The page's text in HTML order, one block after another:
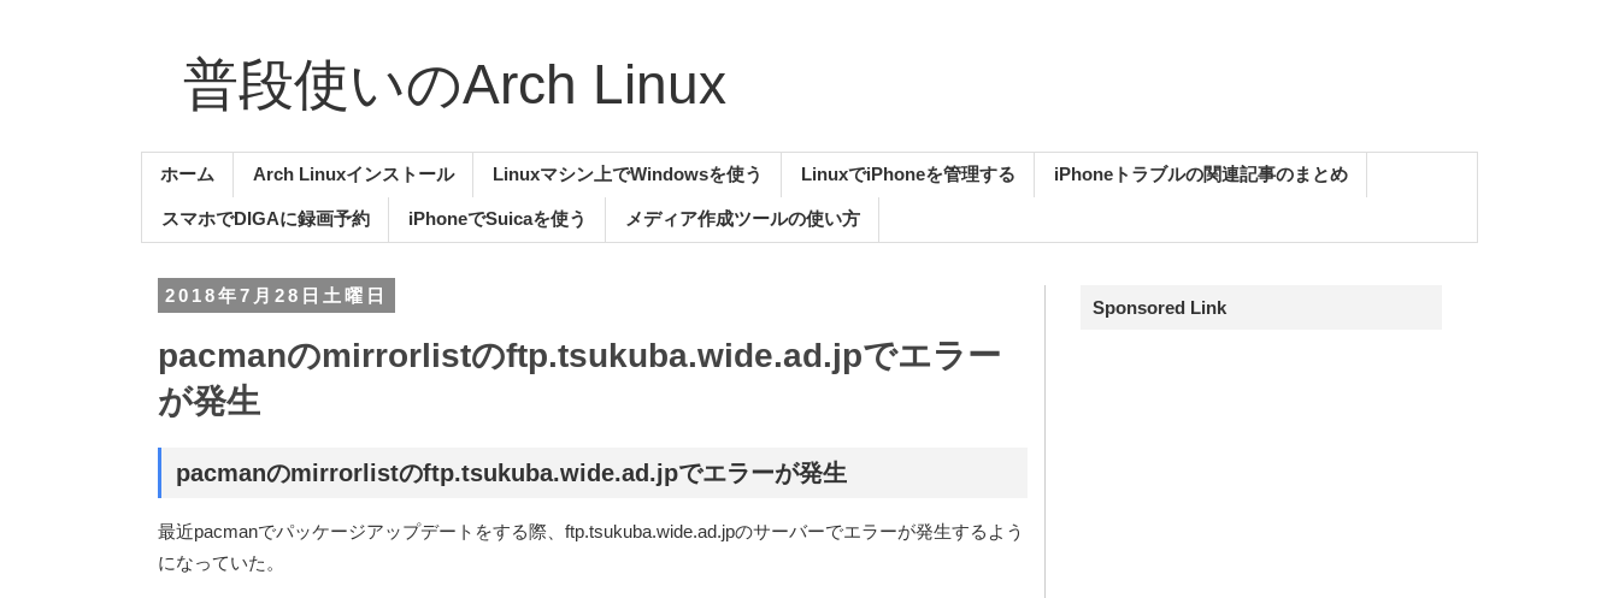
普段使いのArch Linux
ホーム Arch Linuxインストール Linuxマシン上でWindowsを使う LinuxでiPhoneを管理する iPhoneトラブルの関連記事のまとめ
スマホでDIGAに録画予約 iPhoneでSuicaを使う メディア作成ツールの使い方
2018年7月28日土曜日
pacmanのmirrorlistのftp.tsukuba.wide.ad.jpでエラー
が発生
pacmanのmirrorlistのftp.tsukuba.wide.ad.jpでエラーが発生
最近pacmanでパッケージアップデートをする際、ftp.tsukuba.wide.ad.jpのサーバーでエラーが発生するよう
になっていた。
Sponsored Link